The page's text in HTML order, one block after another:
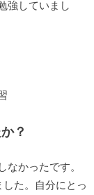
強していまし
？
なかったです。
た。自分にとっ